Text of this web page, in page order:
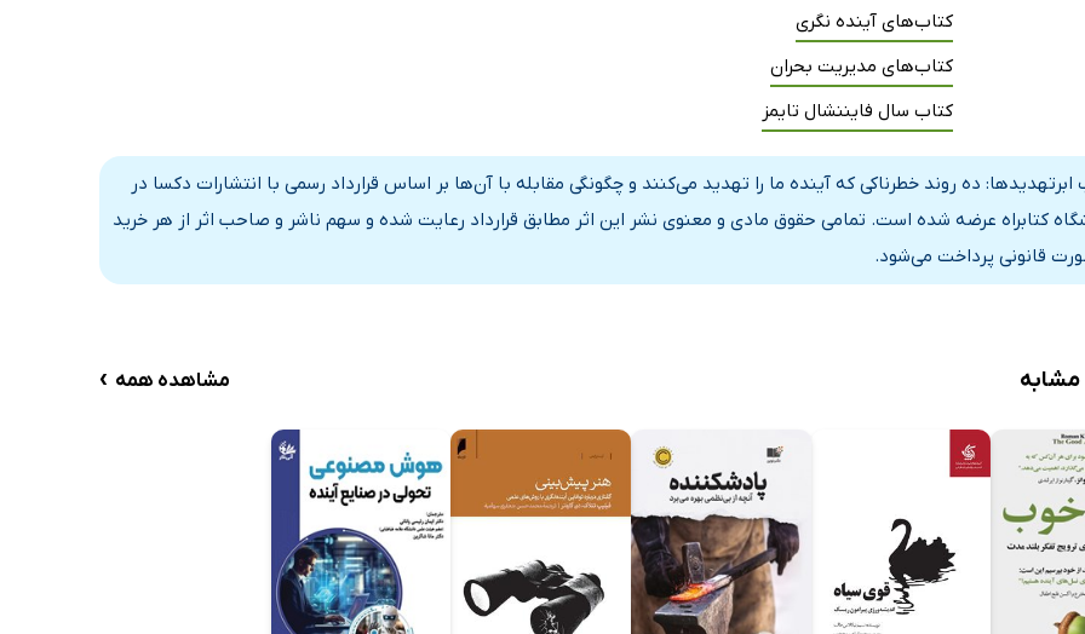
کتاب‌های آینده نگری
کتاب‌های مدیریت بحران
کتاب سال فایننشال تایمز
ابرتهدید‌ها: ده روند خطرناکی که آینده ما را تهدید می‌کنند و چگونگی مقابله با آن‌ها بر اساس قرارداد رسمی با انتشارات دکسا در
کتابراه عرضه شده است. تمامی حقوق مادی و معنوی نشر این اثر مطابق قرارداد رعایت شده و سهم ناشر و صاحب اثر از هر خرید
قانونی پرداخت می‌شود.
مشاهده همه ›